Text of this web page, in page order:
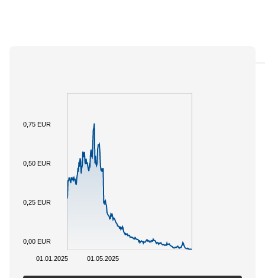
01.05.2025
01.01.2025
0,00 EUR
0,25 EUR
0,50 EUR
0,75 EUR